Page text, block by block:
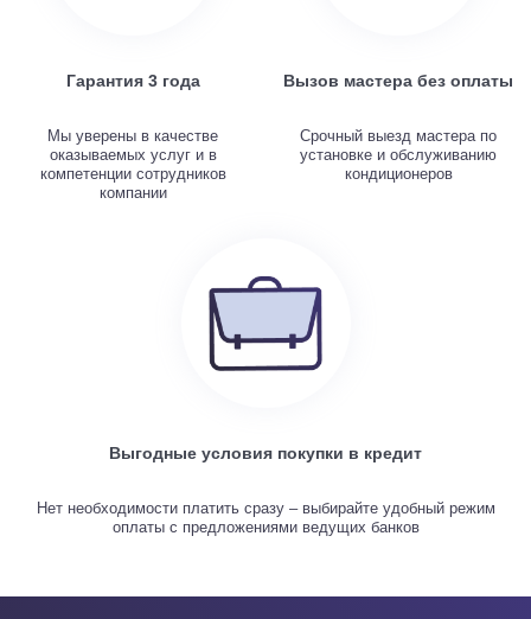
Гарантия 3 года
Мы уверены в качестве
оказываемых услуг и в
компетенции сотрудников
компании
Вызов мастера без оплаты
Срочный выезд мастера по
установке и обслуживанию
кондиционеров
Выгодные условия покупки в кредит
Нет необходимости платить сразу – выбирайте удобный режим
оплаты с предложениями ведущих банков